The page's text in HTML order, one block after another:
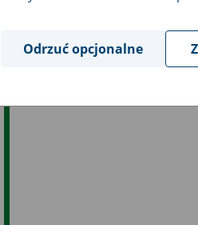
Odrzuć opcjonalne